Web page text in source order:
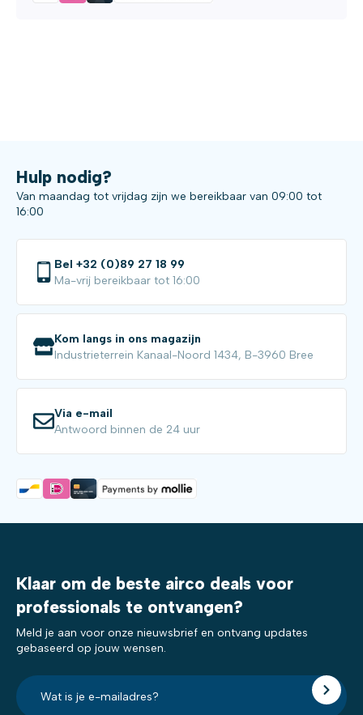
Hulp nodig?
Van maandag tot vrijdag zijn we bereikbaar van 09:00 tot
16:00
Bel +32 (0)89 27 18 99
Ma-vrij bereikbaar tot 16:00
Kom langs in ons magazijn
Industrieterrein Kanaal-Noord 1434, B-3960 Bree
Via e-mail
Antwoord binnen de 24 uur
Klaar om de beste airco deals voor
professionals te ontvangen?
Meld je aan voor onze nieuwsbrief en ontvang updates
gebaseerd op jouw wensen.
E-
mailadres?
*